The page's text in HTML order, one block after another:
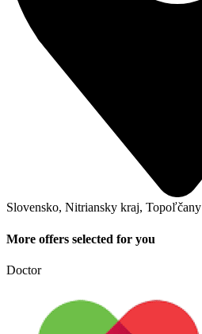
Slovensko, Nitriansky kraj, Topoľčany
More offers selected for you
Doctor